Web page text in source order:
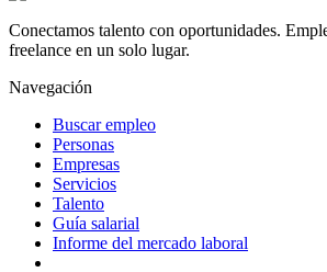
Conectamos talento con oportunidades.
freelance en un solo lugar.
Navegación
Buscar empleo
Personas
Empresas
Servicios
Talento
Guía salarial
Informe del mercado laboral